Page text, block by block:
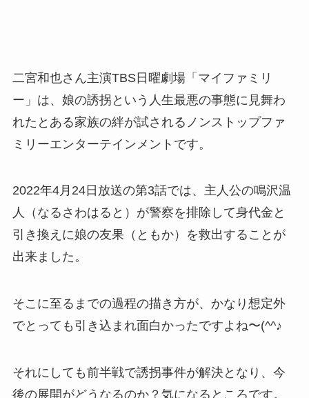
二宮和也さん主演TBS日曜劇場「マイファミリ
ー」は、娘の誘拐という人生最悪の事態に見舞わ
れたとある家族の絆が試されるノンストップファ
ミリーエンターテインメントです。
2022年4月24日放送の第3話では、主人公の鳴沢温
人（なるさわはると）が警察を排除して身代金と
引き換えに娘の友果（ともか）を救出することが
出来ました。
そこに至るまでの過程の描き方が、かなり想定外
でとっても引き込まれ面白かったですよね〜(^^♪
それにしても前半戦で誘拐事件が解決となり、今
後の展開がどうなるのか？気になるところです。